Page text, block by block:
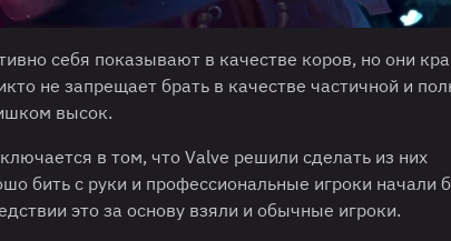
себя показывают в качестве коров, но они
не запрещает брать в качестве частичной и
высок.
в том, что Valve решили сделать из них
бить с руки и профессиональные игроки начали
это за основу взяли и обычные игроки.